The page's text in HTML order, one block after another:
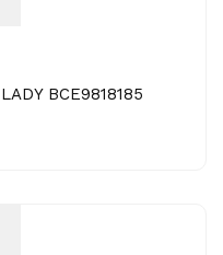
BCE9818185